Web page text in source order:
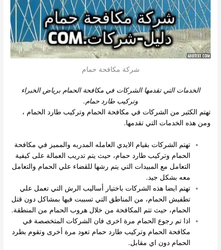
شركة مكافحة حمام
الخدمات التي تقدمها الشركات في مكافحة الحمام برياض الخبراء
وتركيب طارد حمام.
تهتم الكثير من الشركات في مكافحة الحمام وتركيب طارد الحمام ،
ومن هذه الخدمات التي تقدمها.
تهتم الشركات بقيام الايدي العامله المدربه والمميز في مكافحة
الحمام وتركيب طارد حمام، حيث يتم تدريب العمالة على كيفية
التعامل مع المبيدات التي يتم رشها للقضاء علي الحمام والتعامل
معه بشكل جيد.
تهتم ايضا هذه الشركات باختيار أساليب الرش التي تعمل علي
تطفيش الحمام، من المناطق التي تسببت فيها بمشاكل دون قتل
الحمام، حيث تتم المكافحة من خلال هروب الحمام من المنطقة.
اذا تم رجوع الحمام مرة اخرى فان الشركات المتخصصة في
مكافحة الحمام وتركيب طارد حمام تعود مرة أخرى وتقوم بطرد
الحمام دون اي مقابل.